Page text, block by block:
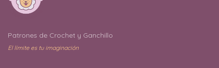
Patrones de Crochet y Ganchillo
El límite es tu imaginación